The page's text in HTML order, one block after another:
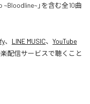
~Bloodline~」を含む全10曲
、 LINE MUSIC、 YouTube
配信サービスで聴くこと